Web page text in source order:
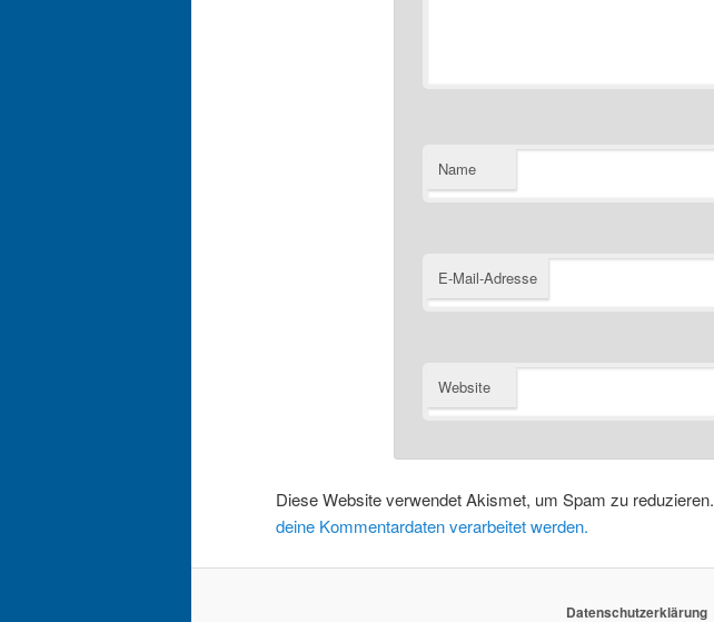
Name
E-Mail-Adresse
Website
Diese Website verwendet Akismet, um Spam zu reduzieren.
deine Kommentardaten verarbeitet werden.
Datenschutzerklärung